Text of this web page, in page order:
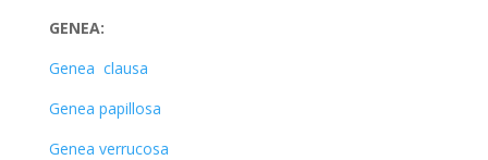
GENEA:
Genea clausa
Genea papillosa
Genea verrucosa